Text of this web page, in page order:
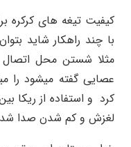
کیفیت تیغه های کرکره
با چند راهکار شاید
مثلا شستن محل
عصایی گفته میشود را
کرد و استفاده از ریکا
لغزش و کم شدن صدا شد